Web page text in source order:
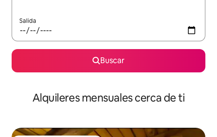
Salida
Buscar
Alquileres mensuales cerca de ti